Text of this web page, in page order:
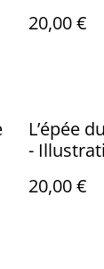
20,00 €
L’épée
-
main
20,00 €